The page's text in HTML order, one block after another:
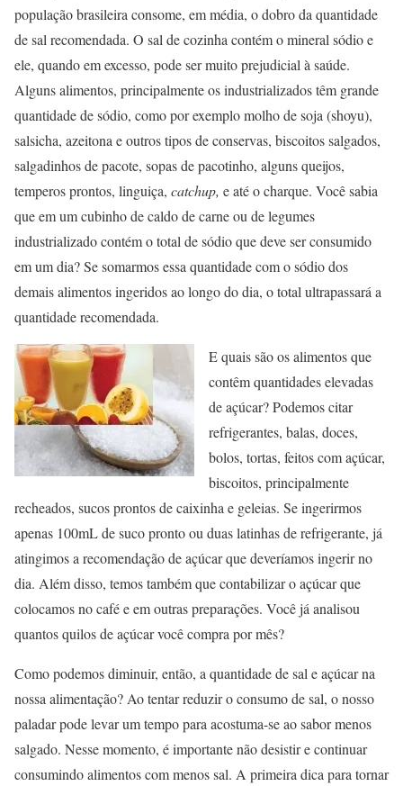
população brasileira consome, em média, o dobro da quantidade
de sal recomendada. O sal de cozinha contém o mineral sódio e
ele, quando em excesso, pode ser muito prejudicial à saúde.
Alguns alimentos, principalmente os industrializados têm grande
quantidade de sódio, como por exemplo molho de soja (shoyu),
salsicha, azeitona e outros tipos de conservas, biscoitos salgados,
salgadinhos de pacote, sopas de pacotinho, alguns queijos,
temperos prontos, linguiça, catchup, e até o charque. Você sabia
que em um cubinho de caldo de carne ou de legumes
industrializado contém o total de sódio que deve ser consumido
em um dia? Se somarmos essa quantidade com o sódio dos
demais alimentos ingeridos ao longo do dia, o total ultrapassará a
quantidade recomendada.
E quais são os alimentos que
contêm quantidades elevadas
de açúcar? Podemos citar
refrigerantes, balas, doces,
bolos, tortas, feitos com açúcar,
biscoitos, principalmente
recheados, sucos prontos de caixinha e geleias. Se ingerirmos
apenas 100mL de suco pronto ou duas latinhas de refrigerante, já
atingimos a recomendação de açúcar que deveríamos ingerir no
dia. Além disso, temos também que contabilizar o açúcar que
colocamos no café e em outras preparações. Você já analisou
quantos quilos de açúcar você compra por mês?
Como podemos diminuir, então, a quantidade de sal e açúcar na
nossa alimentação? Ao tentar reduzir o consumo de sal, o nosso
paladar pode levar um tempo para acostuma-se ao sabor menos
salgado. Nesse momento, é importante não desistir e continuar
consumindo alimentos com menos sal. A primeira dica para tornar